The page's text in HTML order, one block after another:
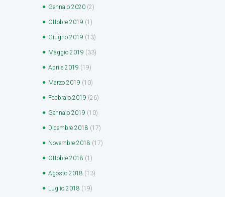
Gennaio 2020 (2)
Ottobre 2019 (1)
Giugno 2019 (13)
Maggio 2019 (33)
Aprile 2019 (19)
Marzo 2019 (10)
Febbraio 2019 (26)
Gennaio 2019 (10)
Dicembre 2018 (17)
Novembre 2018 (17)
Ottobre 2018 (1)
Agosto 2018 (13)
Luglio 2018 (19)